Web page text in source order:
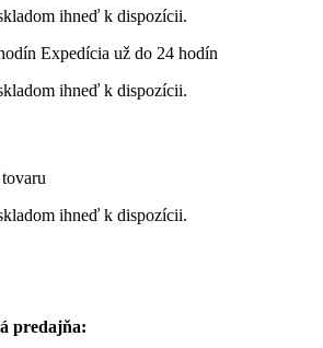
ihneď k dispozícii.
Expedícia už do 24 hodín
ihneď k dispozícii.
ihneď k dispozícii.
predajňa: